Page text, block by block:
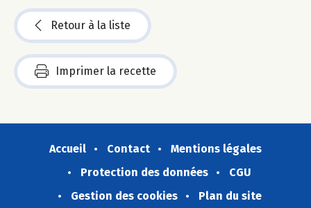
Retour à la liste
Imprimer la recette
Accueil Contact
Mentions légales
Protection des données
CGU
Gestion des cookies
Plan du site